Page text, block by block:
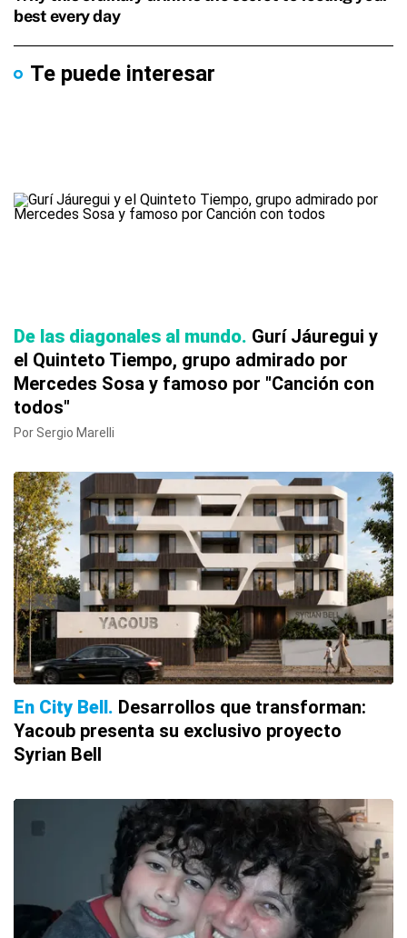
Te puede interesar
De las diagonales al mundo Gurí Jáuregui y
el Quinteto Tiempo, grupo admirado por
Mercedes Sosa y famoso por "Canción con
todos"
Por Sergio Marelli
En City Bell Desarrollos que transforman:
Yacoub presenta su exclusivo proyecto
Syrian Bell